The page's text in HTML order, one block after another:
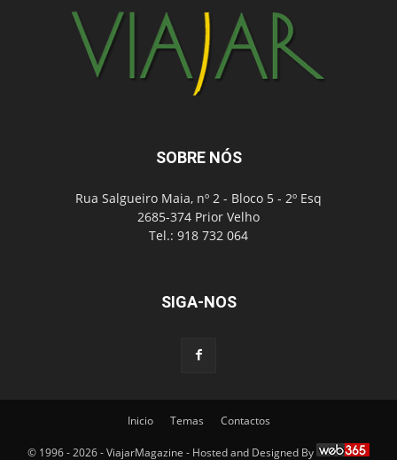
SOBRE NÓS
Rua Salgueiro Maia, nº 2 - Bloco 5 - 2º Esq
2685-374 Prior Velho
Tel.: 918 732 064
SIGA-NOS
Inicio Temas Contactos
© 1996 - 2026 - ViajarMagazine - Hosted and Designed By